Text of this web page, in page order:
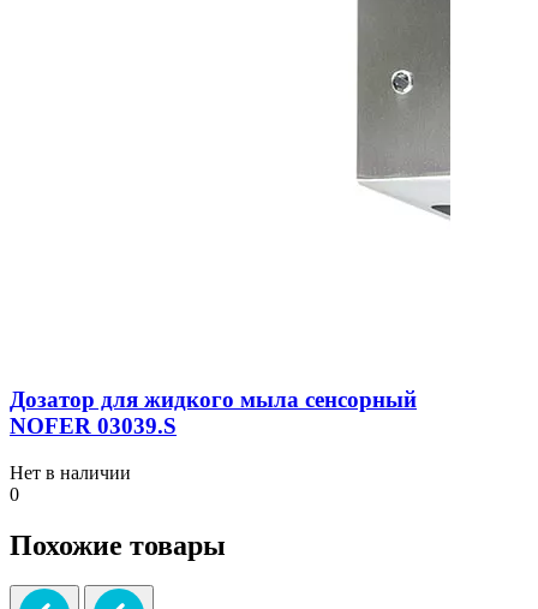
Дозатор для жидкого мыла сенсорный
NOFER 03039.S
Нет в наличии
0
Похожие товары